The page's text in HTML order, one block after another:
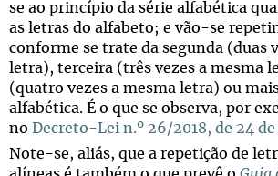
se ao princípio da série alfabética
as letras do alfabeto; e vão-se
conforme se trate da segunda (duas
letra), terceira (três vezes a mesma
(quatro vezes a mesma letra) ou
alfabética. É o que se observa, por
no
Decreto-Lei n.º 26/2018, de 24 de
Note-se, aliás, que a repetição de